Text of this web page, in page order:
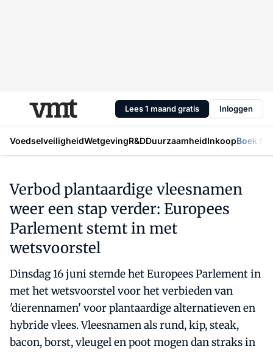
Lees 1 maand gratis Inloggen
VoedselveiligheidWetgevingR&DDuurzaamheidInkoopBoek
Verbod plantaardige vleesnamen
weer een stap verder: Europees
Parlement stemt in met
wetsvoorstel
Dinsdag 16 juni stemde het Europees Parlement in
met het wetsvoorstel voor het verbieden van
'dierennamen' voor plantaardige alternatieven en
hybride vlees. Vleesnamen als rund, kip, steak,
bacon, borst, vleugel en poot mogen dan straks in